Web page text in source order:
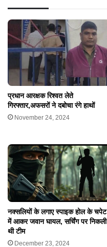
प्रधान आरक्षक रिश्वत लेते
गिरफ्तार,अफसरों ने दबोचा रंगे हाथों
November 24, 2024
नक्सलियों के लगाए स्पाइक होल के चपेट
में आकर जवान घायल, सर्चिंग पर निकली
थी टीम
December 23, 2024